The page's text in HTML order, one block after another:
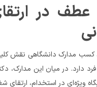
مدرک دکتری؛ نقطه عطف در ارتقای
در بازار کار امروزی و فضای رقابتی سازمان‌ها، کسب مدارک دانشگاهی نقش کلیدی
در تعیین مسیر شغلی و جایگاه اجتماعی هر فرد دارد. در میان این مدارک، دکتری
بالاترین سطح آموزشی را ارائه می‌دهد و جایگاه ویژه‌ای در استخدام، ارتقای شغلی